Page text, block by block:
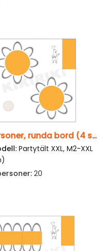
20 personer, runda bord (4 stående)
Partytält XXL,M2-XXL
20